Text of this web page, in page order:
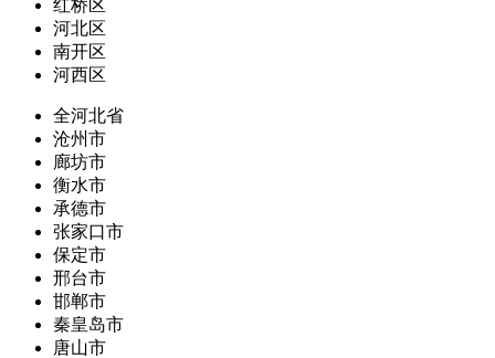
红桥区
河北区
南开区
河西区
全河北省
沧州市
廊坊市
衡水市
承德市
张家口市
保定市
邢台市
邯郸市
秦皇岛市
唐山市